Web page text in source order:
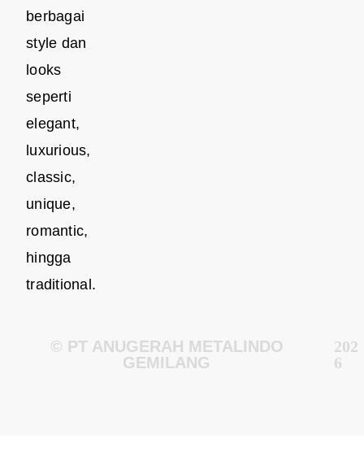
berbagai
style dan
looks
seperti
elegant,
luxurious,
classic,
unique,
romantic,
hingga
traditional.
© PT ANUGERAH METALINDO
GEMILANG
202
6